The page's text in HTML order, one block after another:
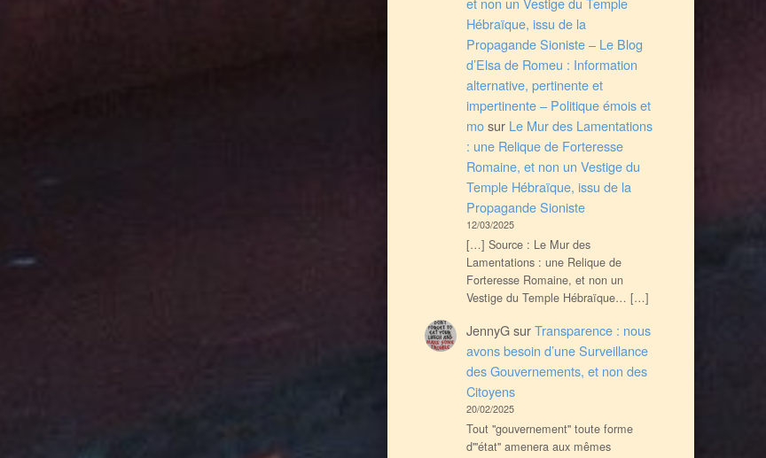
Hébraïque, issu de la
Propagande Sioniste – Le Blog
d’Elsa de Romeu : Information
alternative, pertinente et
impertinente – Politique émois et
mosur Le Mur des Lamentations
: une Relique de Forteresse
Romaine, et non un Vestige du
Temple Hébraïque, issu de la
Propagande Sioniste
12/03/2025
[…] Source : Le Mur des
Lamentations : une Relique de
Forteresse Romaine, et non un
Vestige du Temple Hébraïque… […]
JennyGsurTransparence : nous
avons besoin d’une Surveillance
des Gouvernements, et non des
Citoyens
20/02/2025
Tout ''gouvernement'' toute forme
d'''état'' amenera aux mêmes